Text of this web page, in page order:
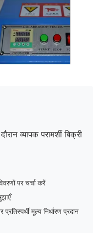
व्यापक परामर्शी बिक्री
पर चर्चा करें
मूल्य निर्धारण प्रदान